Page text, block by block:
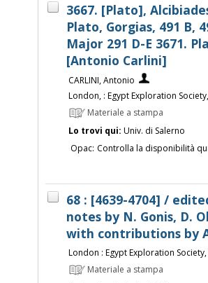
3667. [Plato],
Plato, Gorgias, 491 B,
Major 291 D-E 3671.
[Antonio Carlini]
CARLINI, Antonio
London, : Egypt Exploration
Materiale a stampa
Lo trovi qui: Univ. di Salerno
Opac: Controlla la disponibilità
68 : [4639-4704] /
notes by N. Gonis, D.
with contributions by
London : Egypt Exploration
Materiale a stampa